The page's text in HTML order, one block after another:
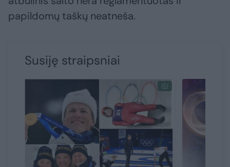
papildomų taškų neatneša.
Susiję straipsniai